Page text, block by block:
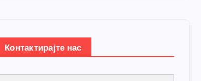
Контактирајте нас